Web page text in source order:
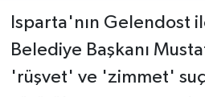
Isparta'nın Gelendost
Belediye Başkanı
'rüşvet' ve 'zimmet'